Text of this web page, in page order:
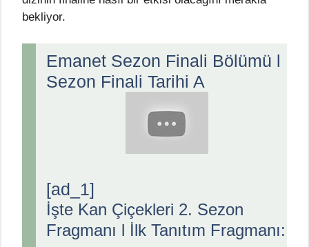
bekliyor.
Emanet Sezon Finali Bölümü l
Sezon Finali Tarihi A
[ad_1]
İşte Kan Çiçekleri 2. Sezon
Fragmanı l İlk Tanıtım Fragmanı: